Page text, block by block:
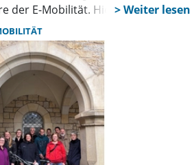
der E-Mobilität. Hierzu gehört
von E-Autos, sondern auch der